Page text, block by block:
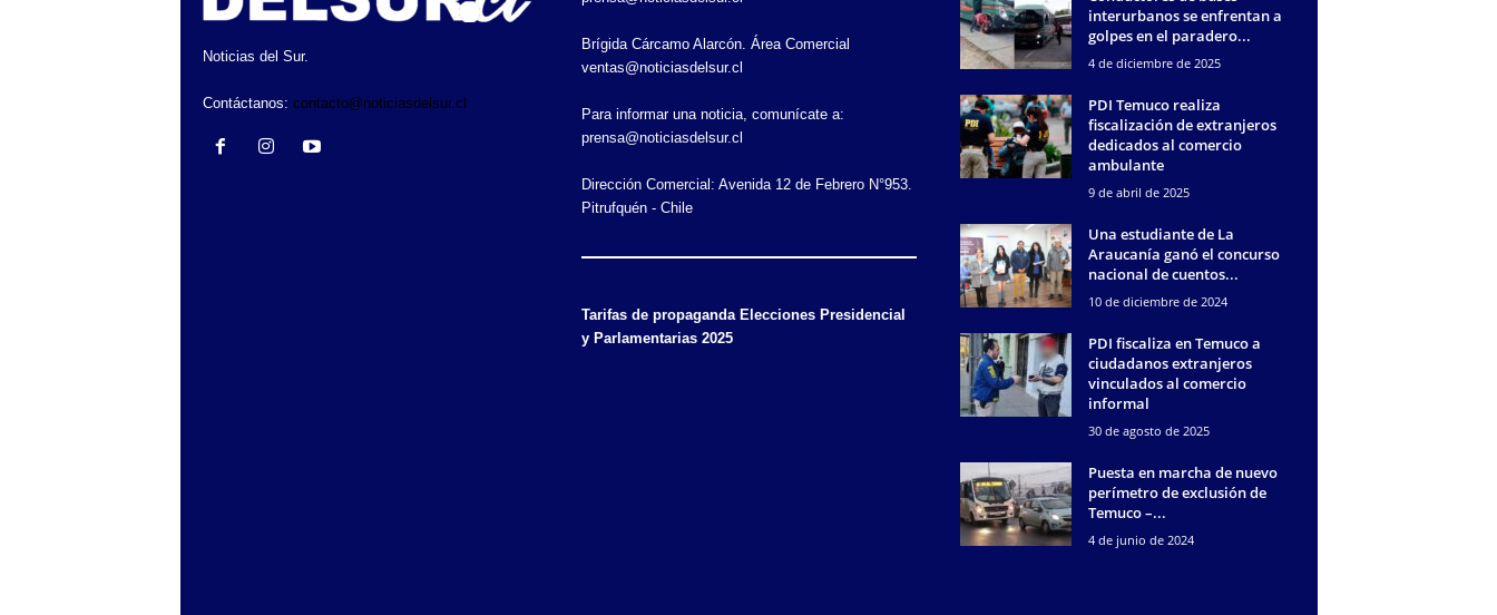
Noticias del Sur.
Contáctanos: contacto@noticiasdelsur.cl
Brígida Cárcamo Alarcón. Área Comercial
ventas@noticiasdelsur.cl
Para informar una noticia, comunícate a:
prensa@noticiasdelsur.cl
Dirección Comercial: Avenida 12 de Febrero N°953.
Pitrufquén - Chile
Tarifas de propaganda Elecciones Presidencial
y Parlamentarias 2025
interurbanos se enfrentan a
golpes en el paradero...
4 de diciembre de 2025
PDI Temuco realiza
fiscalización de extranjeros
dedicados al comercio
ambulante
9 de abril de 2025
Una estudiante de La
Araucanía ganó el concurso
nacional de cuentos...
10 de diciembre de 2024
PDI fiscaliza en Temuco a
ciudadanos extranjeros
vinculados al comercio
informal
30 de agosto de 2025
Puesta en marcha de nuevo
perímetro de exclusión de
Temuco –...
4 de junio de 2024